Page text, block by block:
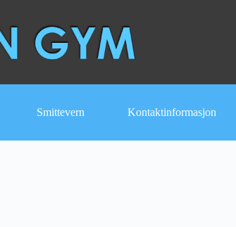
Smittevern Kontaktinformasjon